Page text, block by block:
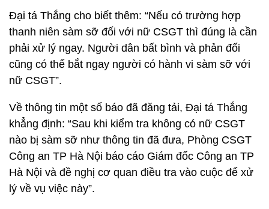
Đại tá Thắng cho biết thêm: “Nếu có trường hợp
thanh niên sàm sỡ đối với nữ CSGT thì đúng là cần
phải xử lý ngay. Người dân bất bình và phản đối
cũng có thể bắt ngay người có hành vi sàm sỡ với
nữ CSGT”.
Về thông tin một số báo đã đăng tải, Đại tá Thắng
khẳng định: “Sau khi kiểm tra không có nữ CSGT
nào bị sàm sỡ như thông tin đã đưa, Phòng CSGT
Công an TP Hà Nội báo cáo Giám đốc Công an TP
Hà Nội và đề nghị cơ quan điều tra vào cuộc để xử
lý về vụ việc này”.